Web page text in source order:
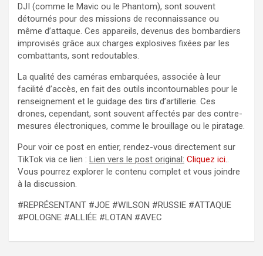
DJI (comme le Mavic ou le Phantom), sont souvent
détournés pour des missions de reconnaissance ou
même d’attaque. Ces appareils, devenus des bombardiers
improvisés grâce aux charges explosives fixées par les
combattants, sont redoutables.
La qualité des caméras embarquées, associée à leur
facilité d’accès, en fait des outils incontournables pour le
renseignement et le guidage des tirs d’artillerie. Ces
drones, cependant, sont souvent affectés par des contre-
mesures électroniques, comme le brouillage ou le piratage.
Pour voir ce post en entier, rendez-vous directement sur
TikTok via ce lien : Lien vers le post original: Cliquez ici..
Vous pourrez explorer le contenu complet et vous joindre
à la discussion.
#REPRÉSENTANT #JOE #WILSON #RUSSIE #ATTAQUE
#POLOGNE #ALLIÉE #LOTAN #AVEC